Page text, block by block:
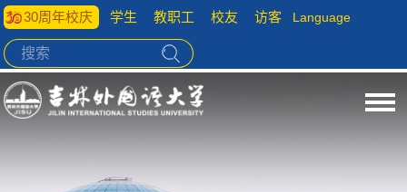
30周年校庆 学生 教职工 校友 访客 Language